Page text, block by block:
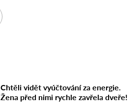
Chtěli vidět vyúčtování za energie.
Žena před nimi rychle zavřela dveře!